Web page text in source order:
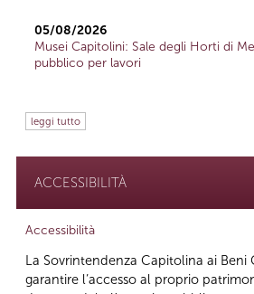
05/08/2026
Musei Capitolini: Sale degli Horti di
pubblico per lavori
leggi tutto
ACCESSIBILITÀ
Accessibilità
La Sovrintendenza Capitolina ai Beni
garantire l’accesso al proprio